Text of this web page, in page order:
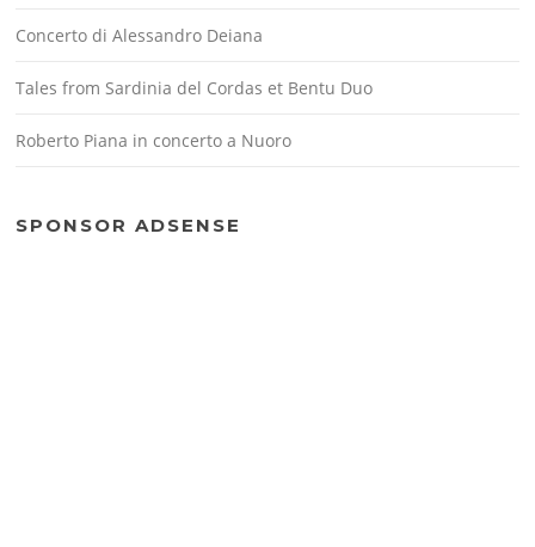
Concerto di Alessandro Deiana
Tales from Sardinia del Cordas et Bentu Duo
Roberto Piana in concerto a Nuoro
SPONSOR ADSENSE